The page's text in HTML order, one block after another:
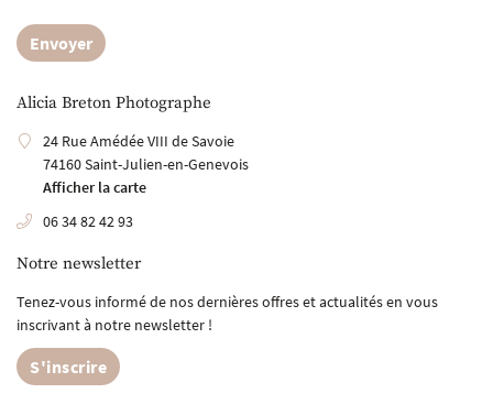
Smash Cake
Portraits
Mariage
En images
Tarifs
Actualités
Contact
Envoyer
Alicia Breton Photographe
24 Rue Amédée VIII de Savoie
74160 Saint-Julien-en-Genevois
Afficher la carte
06 34 82 42 93
Notre newsletter
Tenez-vous informé de nos dernières offres et actualités en vous
inscrivant à notre newsletter !
S'inscrire